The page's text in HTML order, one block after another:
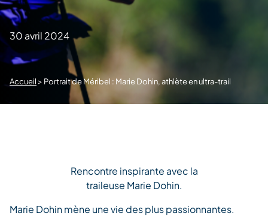
30 avril 2024
Accueil > Portrait de Méribel : Marie Dohin, athlète en ultra-trail
Rencontre inspirante avec la
traileuse Marie Dohin.
Marie Dohin mène une vie des plus passionnantes.